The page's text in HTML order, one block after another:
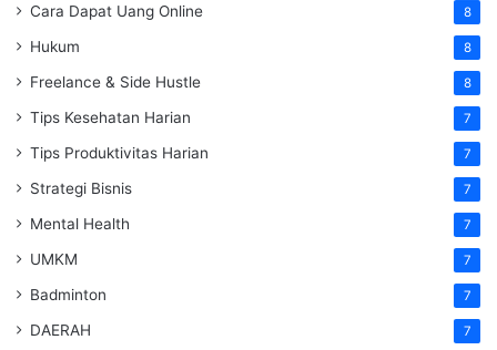
Cara Dapat Uang Online 8
Hukum 8
Freelance & Side Hustle 8
Tips Kesehatan Harian 7
Tips Produktivitas Harian 7
Strategi Bisnis 7
Mental Health 7
UMKM 7
Badminton 7
DAERAH 7